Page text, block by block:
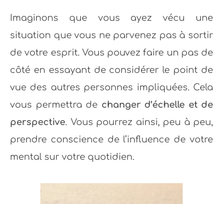
Imaginons que vous ayez vécu une
situation que vous ne parvenez pas à sortir
de votre esprit. Vous pouvez faire un pas de
côté en essayant de considérer le point de
vue des autres personnes impliquées. Cela
vous permettra de changer d’échelle et de
perspective. Vous pourrez ainsi, peu à peu,
prendre conscience de l’influence de votre
mental sur votre quotidien.